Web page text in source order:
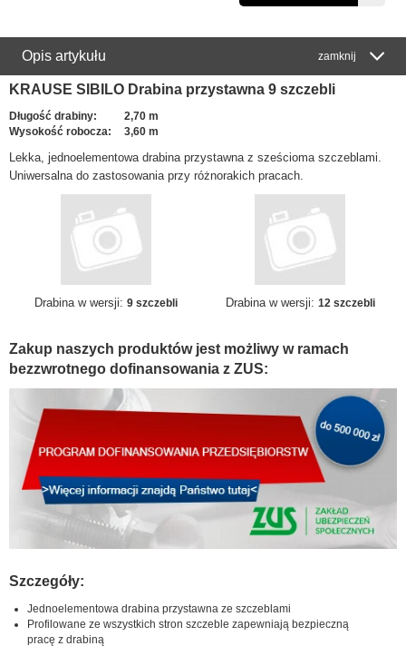
Opis artykułu zamknij
KRAUSE SIBILO Drabina przystawna 9 szczebli
Długość drabiny:
2,70 m
Wysokość robocza:
3,60 m
Lekka, jednoelementowa drabina przystawna z sześcioma szczeblami.
Uniwersalna do zastosowania przy różnorakich pracach.
Drabina w wersji: 9 szczebli Drabina w wersji: 12 szczebli
Zakup naszych produktów jest możliwy w ramach
bezzwrotnego dofinansowania z ZUS:
Szczegóły:
Jednoelementowa drabina przystawna ze szczeblami
Profilowane ze wszystkich stron szczeble zapewniają bezpieczną
pracę z drabiną